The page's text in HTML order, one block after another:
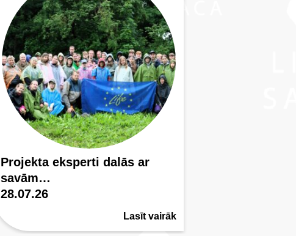
Projekta eksperti dalās ar
savām…
28.07.26
Lasīt vairāk